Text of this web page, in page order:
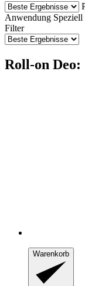
Anwendung
Filter
Roll-on
Warenkorb